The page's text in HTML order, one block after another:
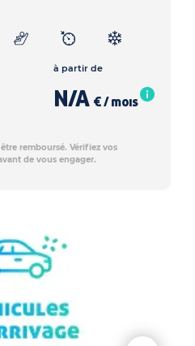
à partir de
N/A € / mois
remboursé. Vérifiez vos
de vous engager.